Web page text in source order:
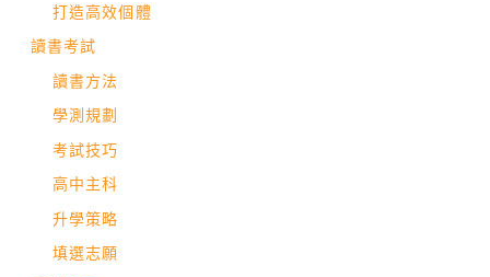
打造高效個體
讀書考試
讀書方法
學測規劃
考試技巧
高中主科
升學策略
填選志願